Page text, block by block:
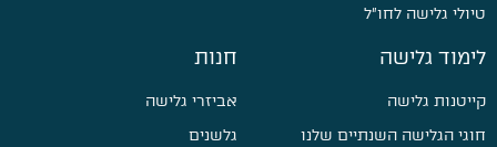
טיולי גלישה לחו״ל
לימוד גלישה
קייטנות גלישה
חוגי הגלישה השנתיים שלנו
חנות
אביזרי גלישה
גלשנים